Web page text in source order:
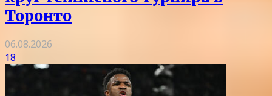
Торонто
06.08.2026
18